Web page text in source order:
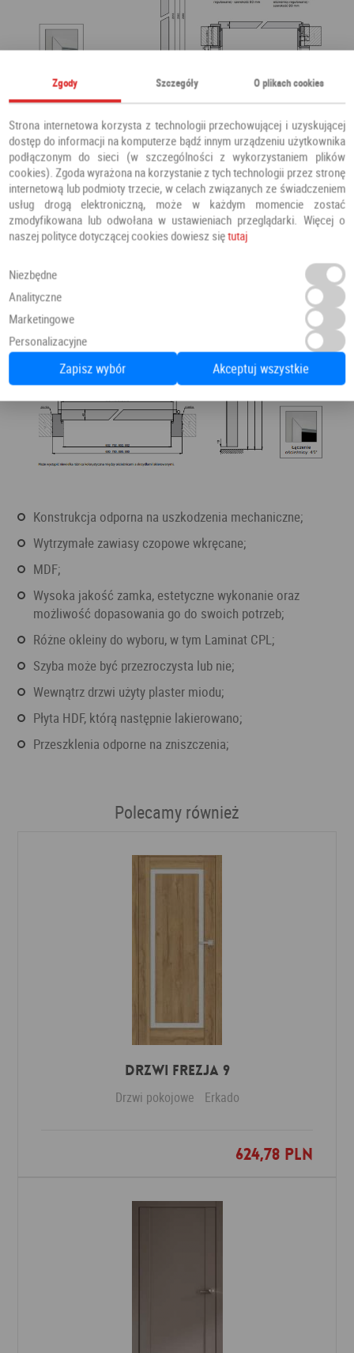
Konstrukcja odporna na uszkodzenia mechaniczne;
Wytrzymałe zawiasy czopowe wkręcane;
MDF;
Wysoka jakość zamka, estetyczne wykonanie oraz
możliwość dopasowania go do swoich potrzeb;
Różne okleiny do wyboru, w tym Laminat CPL;
Szyba może być przezroczysta lub nie;
Wewnątrz drzwi użyty plaster miodu;
Płyta HDF, którą następnie lakierowano;
Przeszklenia odporne na zniszczenia;
Polecamy również
DRZWI FREZJA 9
Drzwi pokojowe Erkado
624,78 PLN
Dodaj do ulubionych
Zgody Szczegóły O plikach cookies
Strona internetowa korzysta z technologii przechowującej i uzyskującej
dostęp do informacji na komputerze bądź innym urządzeniu użytkownika
podłączonym do sieci (w szczególności z wykorzystaniem plików
cookies). Zgoda wyrażona na korzystanie z tych technologii przez stronę
internetową lub podmioty trzecie, w celach związanych ze świadczeniem
usług drogą elektroniczną, może w każdym momencie zostać
zmodyfikowana lub odwołana w ustawieniach przeglądarki. Więcej o
naszej polityce dotyczącej cookies dowiesz siętutaj
Niezbędne
Analityczne
Marketingowe
Personalizacyjne
Zapisz wybór Akceptuj wszystkie